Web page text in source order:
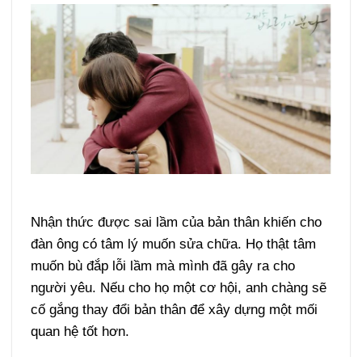
Nhận thức được sai lầm của bản thân khiến cho
đàn ông có tâm lý muốn sửa chữa. Họ thật tâm
muốn bù đắp lỗi lầm mà mình đã gây ra cho
người yêu. Nếu cho họ một cơ hội, anh chàng sẽ
cố gắng thay đổi bản thân để xây dựng một mối
quan hệ tốt hơn.